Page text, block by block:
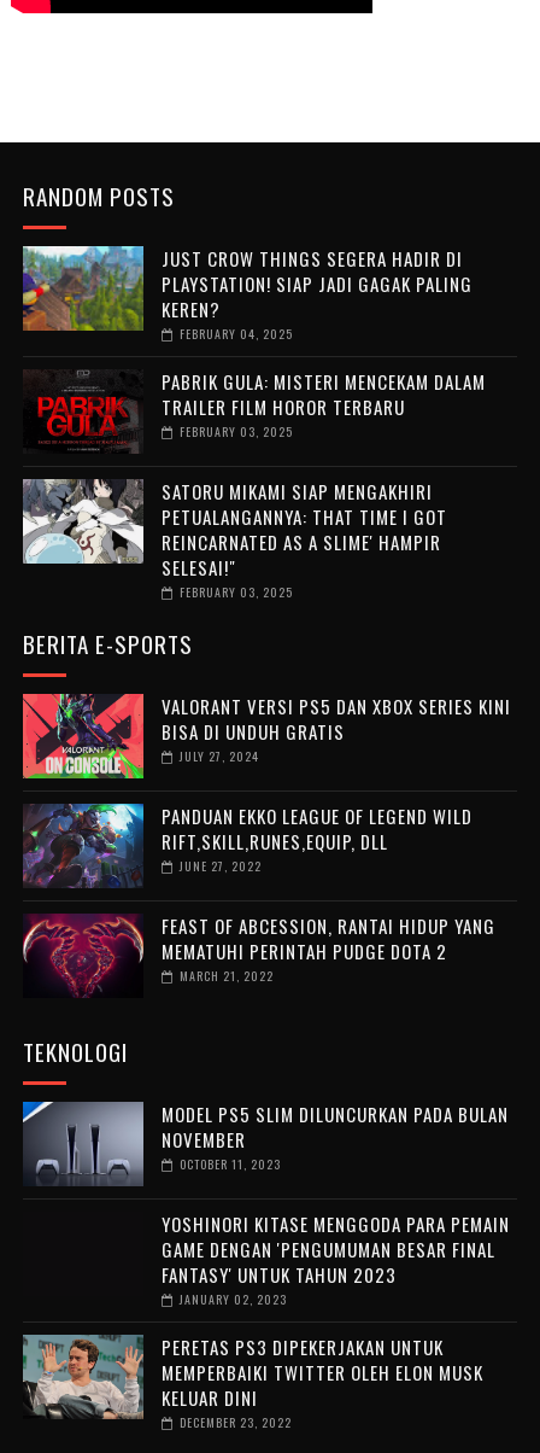
RANDOM POSTS
JUST CROW THINGS SEGERA HADIR DI
PLAYSTATION! SIAP JADI GAGAK PALING
KEREN?
FEBRUARY 04, 2025
PABRIK GULA: MISTERI MENCEKAM DALAM
TRAILER FILM HOROR TERBARU
FEBRUARY 03, 2025
SATORU MIKAMI SIAP MENGAKHIRI
PETUALANGANNYA: THAT TIME I GOT
REINCARNATED AS A SLIME' HAMPIR
SELESAI!"
FEBRUARY 03, 2025
BERITA E-SPORTS
VALORANT VERSI PS5 DAN XBOX SERIES KINI
BISA DI UNDUH GRATIS
JULY 27, 2024
PANDUAN EKKO LEAGUE OF LEGEND WILD
RIFT,SKILL,RUNES,EQUIP, DLL
JUNE 27, 2022
FEAST OF ABCESSION, RANTAI HIDUP YANG
MEMATUHI PERINTAH PUDGE DOTA 2
MARCH 21, 2022
TEKNOLOGI
MODEL PS5 SLIM DILUNCURKAN PADA BULAN
NOVEMBER
OCTOBER 11, 2023
YOSHINORI KITASE MENGGODA PARA PEMAIN
GAME DENGAN 'PENGUMUMAN BESAR FINAL
FANTASY' UNTUK TAHUN 2023
JANUARY 02, 2023
PERETAS PS3 DIPEKERJAKAN UNTUK
MEMPERBAIKI TWITTER OLEH ELON MUSK
KELUAR DINI
DECEMBER 23, 2022